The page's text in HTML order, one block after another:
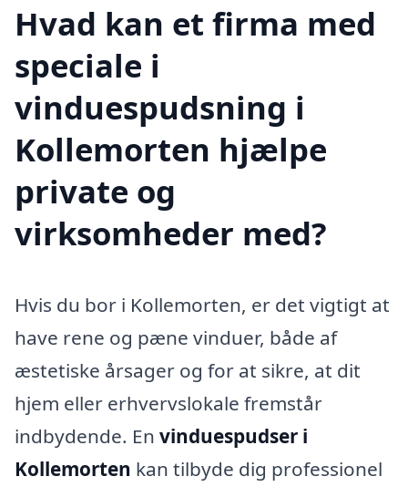
Hvad kan et firma med
speciale i
vinduespudsning i
Kollemorten hjælpe
private og
virksomheder med?
Hvis du bor i Kollemorten, er det vigtigt at
have rene og pæne vinduer, både af
æstetiske årsager og for at sikre, at dit
hjem eller erhvervslokale fremstår
indbydende. En vinduespudser i
Kollemorten kan tilbyde dig professionel